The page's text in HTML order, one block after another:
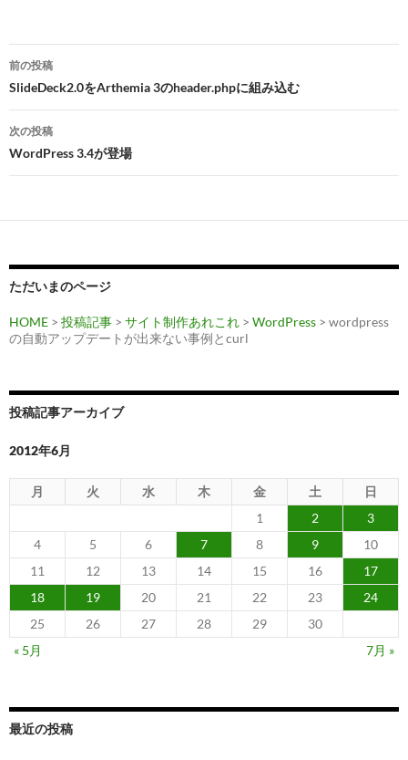
投
稿
ナ
ビ
ゲ
ー
ョ
ン
前の投稿
SlideDeck2.0をArthemia 3のheader.phpに組み込む
次の投稿
WordPress 3.4が登場
ただいまのページ
HOME > 投稿記事 > サイト制作あれこれ > WordPress > wordpress
の自動アップデートが出来ない事例とcurl
投稿記事アーカイブ
2012年6月
月 火 水 木 金 土
日
1
2
3
4
5 6 7 8 9
10
11
12 13 14 15 16
17
18
19 20 21 22 23
24
25
26 27 28 29
30
« 5月
7月 »
最近の投稿